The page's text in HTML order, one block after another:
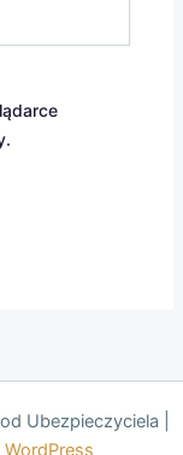
Ubezpieczyciela |